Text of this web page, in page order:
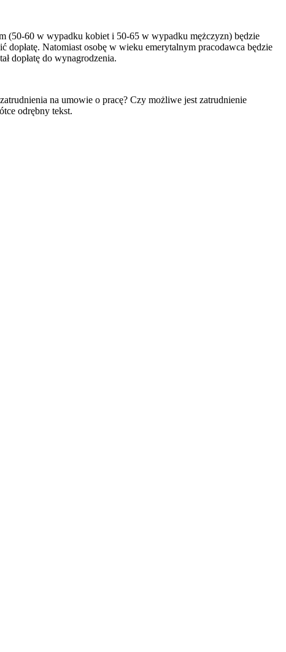
(50-60 w wypadku kobiet i 50-65 w wypadku mężczyzn) będzie
dopłatę. Natomiast osobę w wieku emerytalnym pracodawca będzie
dopłatę do wynagrodzenia.
na umowie o pracę? Czy możliwe jest zatrudnienie
odrębny tekst.